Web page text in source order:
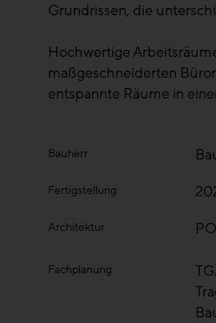
Grundrissen, die
Hochwertige
maßgeschneiderten
entspannte Räume in
Bauherr
Fertigstellung
Architektur
Fachplanung